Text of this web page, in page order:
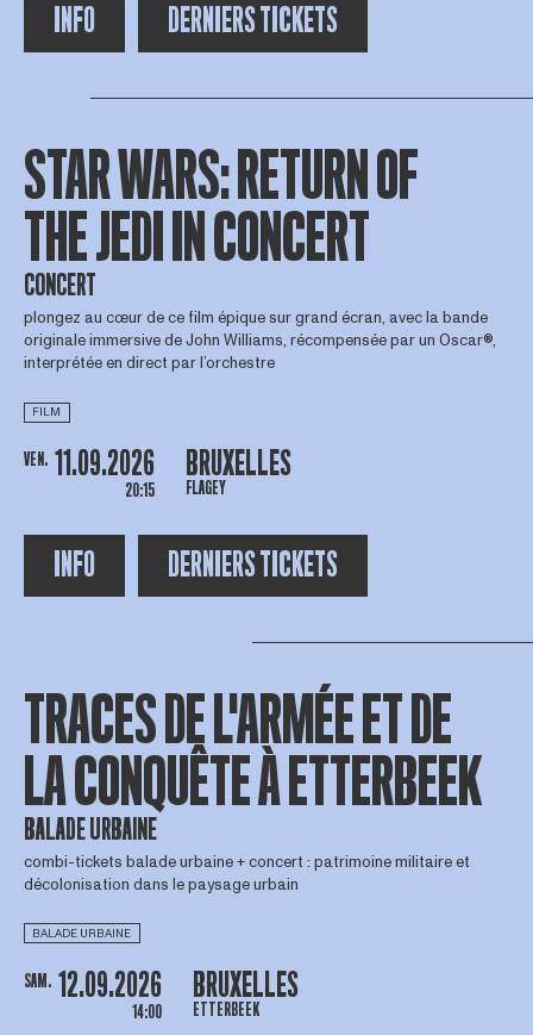
INFO DERNIERS TICKETS
STAR WARS: RETURN OF
THE JEDI IN CONCERT
CONCERT
plongez au cœur de ce film épique sur grand écran, avec la bande
originale immersive de John Williams, récompensée par un Oscar®,
interprétée en direct par l’orchestre
FILM
VEN. 11.09.2026
20:15
BRUXELLES
FLAGEY
INFO DERNIERS TICKETS
TRACES DE L'ARMÉE ET DE
LA CONQUÊTE À ETTERBEEK
BALADE URBAINE
combi-tickets balade urbaine + concert : patrimoine militaire et
décolonisation dans le paysage urbain
BALADE URBAINE
SAM. 12.09.2026
14:00
BRUXELLES
ETTERBEEK